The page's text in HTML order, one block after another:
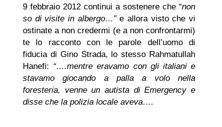
9 febbraio 2012 continui a sostenere che “non
so di visite in albergo…”e allora visto che vi
ostinate a non credermi (e a non confrontarmi)
te lo racconto con le parole dell’uomo di
fiducia di Gino Strada, lo stesso Rahmatullah
Hanefi: “….mentre eravamo con gli italiani e
stavamo giocando a palla a volo nella
foresteria, venne un autista di Emergency e
disse che la polizia locale aveva….